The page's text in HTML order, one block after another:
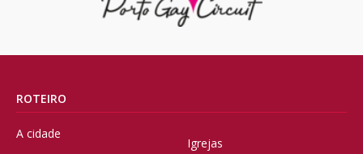
ROTEIRO
A cidade
Igrejas